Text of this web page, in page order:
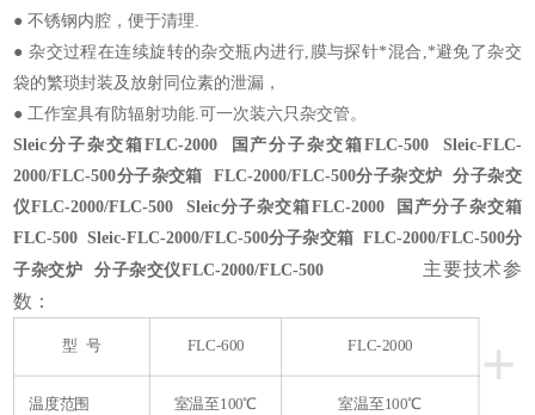
● 不锈钢内腔，便于清理.
● 杂交过程在连续旋转的杂交瓶内进行,膜与探针*混合,*避免了杂交
袋的繁琐封装及放射同位素的泄漏，
● 工作室具有防辐射功能.可一次装六只杂交管。
Sleic分子杂交箱FLC-2000 国产分子杂交箱FLC-500 Sleic-FLC-
2000/FLC-500分子杂交箱 FLC-2000/FLC-500分子杂交炉 分子杂交
仪FLC-2000/FLC-500 Sleic分子杂交箱FLC-2000 国产分子杂交箱
FLC-500 Sleic-FLC-2000/FLC-500分子杂交箱 FLC-2000/FLC-500分
子杂交炉 分子杂交仪FLC-2000/FLC-500
主要技术参
数 ：
+
型 号 FLC-600 FLC-2000
温度范围 室温至 100℃ 室温至 100℃